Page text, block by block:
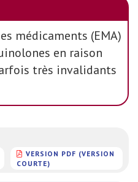
médicaments (EMA)
en raison
très invalidants
VERSION PDF (VERSION
COURTE)